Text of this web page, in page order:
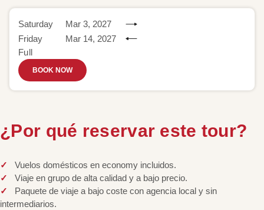
Saturday
Mar 3, 2027
Friday
Mar 14, 2027
Full
BOOK NOW
¿Por qué reservar este tour?
Vuelos domésticos en economy incluidos.
Viaje en grupo de alta calidad y a bajo precio.
Paquete de viaje a bajo coste con agencia local y sin
intermediarios.